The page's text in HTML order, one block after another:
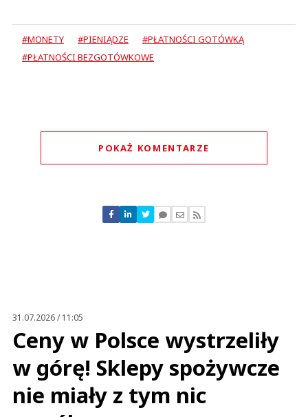
#MONETY #PIENIĄDZE
#PŁATNOŚCI GOTÓWKĄ
#PŁATNOŚCI BEZGOTÓWKOWE
POKAŻ KOMENTARZE
Gdyby handel zrezygnował z cen z końcówkami 0,99 byłoby łatwiej.
DP
Odpowiedz
1
0
31.07.2026 / 11:05
Ceny w Polsce wystrzeliły
w górę! Sklepy spożywcze
nie miały z tym nic